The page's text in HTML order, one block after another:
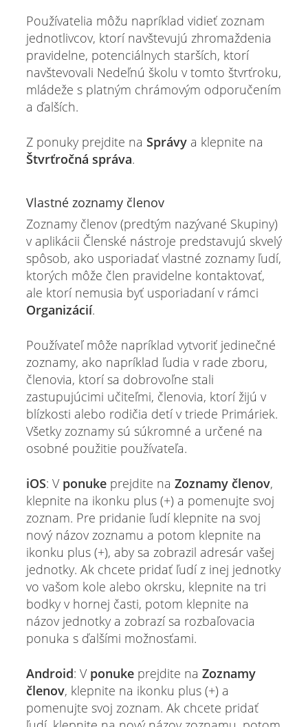
Používatelia môžu napríklad vidieť zoznam
jednotlivcov, ktorí navštevujú zhromaždenia
pravidelne, potenciálnych starších, ktorí
navštevovali Nedeľnú školu v tomto štvrťroku,
mládeže s platným chrámovým odporučením
a ďalších.
Z ponuky prejdite na Správya klepnite na
Štvrťročná správa.
Vlastné zoznamy členov
Zoznamy členov (predtým nazývané Skupiny)
v aplikácii Členské nástroje predstavujú skvelý
spôsob, ako usporiadať vlastné zoznamy ľudí,
ktorých môže člen pravidelne kontaktovať,
ale ktorí nemusia byť usporiadaní v rámci
Organizácií.
Používateľ môže napríklad vytvoriť jedinečné
zoznamy, ako napríklad ľudia v rade zboru,
členovia, ktorí sa dobrovoľne stali
zastupujúcimi učiteľmi, členovia, ktorí žijú v
blízkosti alebo rodičia detí v triede Primáriek.
Všetky zoznamy sú súkromné a určené na
osobné použitie používateľa.
iOS: V ponukeprejdite na Zoznamy členov,
klepnite na ikonku plus (+) a pomenujte svoj
zoznam. Pre pridanie ľudí klepnite na svoj
nový názov zoznamu a potom klepnite na
ikonku plus (+), aby sa zobrazil adresár vašej
jednotky. Ak chcete pridať ľudí z inej jednotky
vo vašom kole alebo okrsku, klepnite na tri
bodky v hornej časti, potom klepnite na
názov jednotky a zobrazí sa rozbaľovacia
ponuka s ďalšími možnosťami.
Android: V ponukeprejdite na Zoznamy
členov, klepnite na ikonku plus (+) a
pomenujte svoj zoznam. Ak chcete pridať